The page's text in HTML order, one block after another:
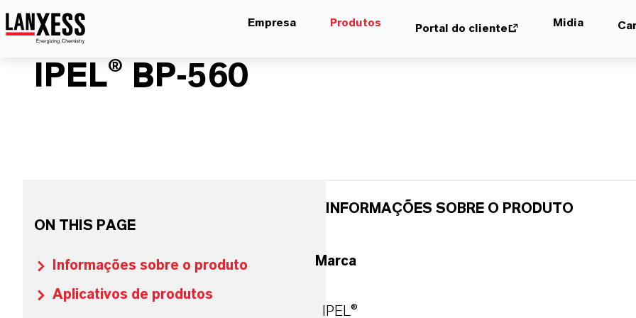
Empresa Produtos Portal do cliente Midia
IPEL® BP-560
ON THIS PAGE
Informações sobre o produto
Aplicativos de produtos
INFORMAÇÕES SOBRE O PRODUTO
Marca
IPEL®